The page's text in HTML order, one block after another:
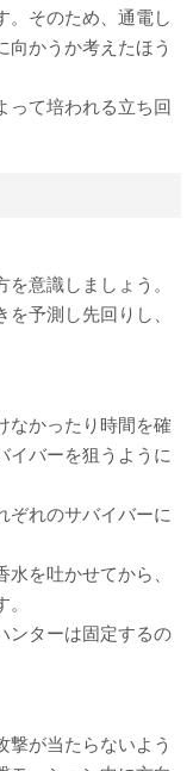
。そのため、通電し
向かうか考えたほう
って培われる立ち回
意識しましょう。
予測し先回りし、
なかったり時間を確
イバーを狙うように
ぞれのサバイバーに
を吐かせてから、
ンターは固定するの
撃が当たらないよう